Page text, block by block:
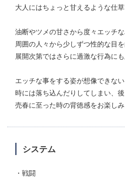
大人にはちょっと甘えるような仕
油断やツメの甘さから度々エッチ
周囲の人々から少しずつ性的な目
展開次第ではさらに過激な行為に
エッチな事をする姿が想像できな
時には落ち込んだりしてしまい、
売春に至った時の背徳感をお楽しみ
システム
・戦闘